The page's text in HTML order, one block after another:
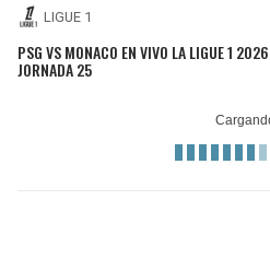
LIGUE 1
PSG VS MONACO EN VIVO LA LIGUE 1
JORNADA 25